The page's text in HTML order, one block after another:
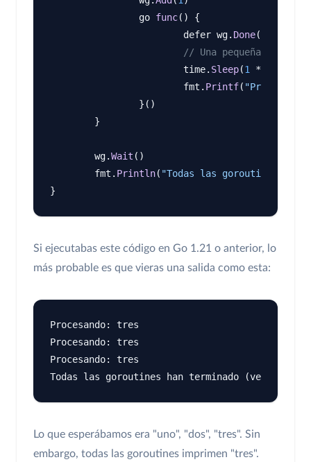
		go
func() {
			defer wg.
Done()
// Una pequeña pausa
			time.
Sleep(1
*
			fmt.
Printf(
	wg.
Wait ()
	fmt.
Println( "Todas las goroutines han
Si ejecutabas este código en Go 1.21 o anterior, lo
más probable es que vieras una salida como esta:
Procesando: tres
Procesando: tres
Procesando: tres
Lo que esperábamos era "uno", "dos", "tres". Sin
embargo, todas las goroutines imprimen "tres".